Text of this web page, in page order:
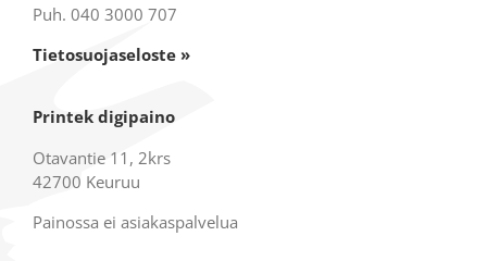
Puh. 040 3000 707
Tietosuojaseloste »
Printek digipaino
Otavantie 11, 2krs
42700 Keuruu
Painossa ei asiakaspalvelua